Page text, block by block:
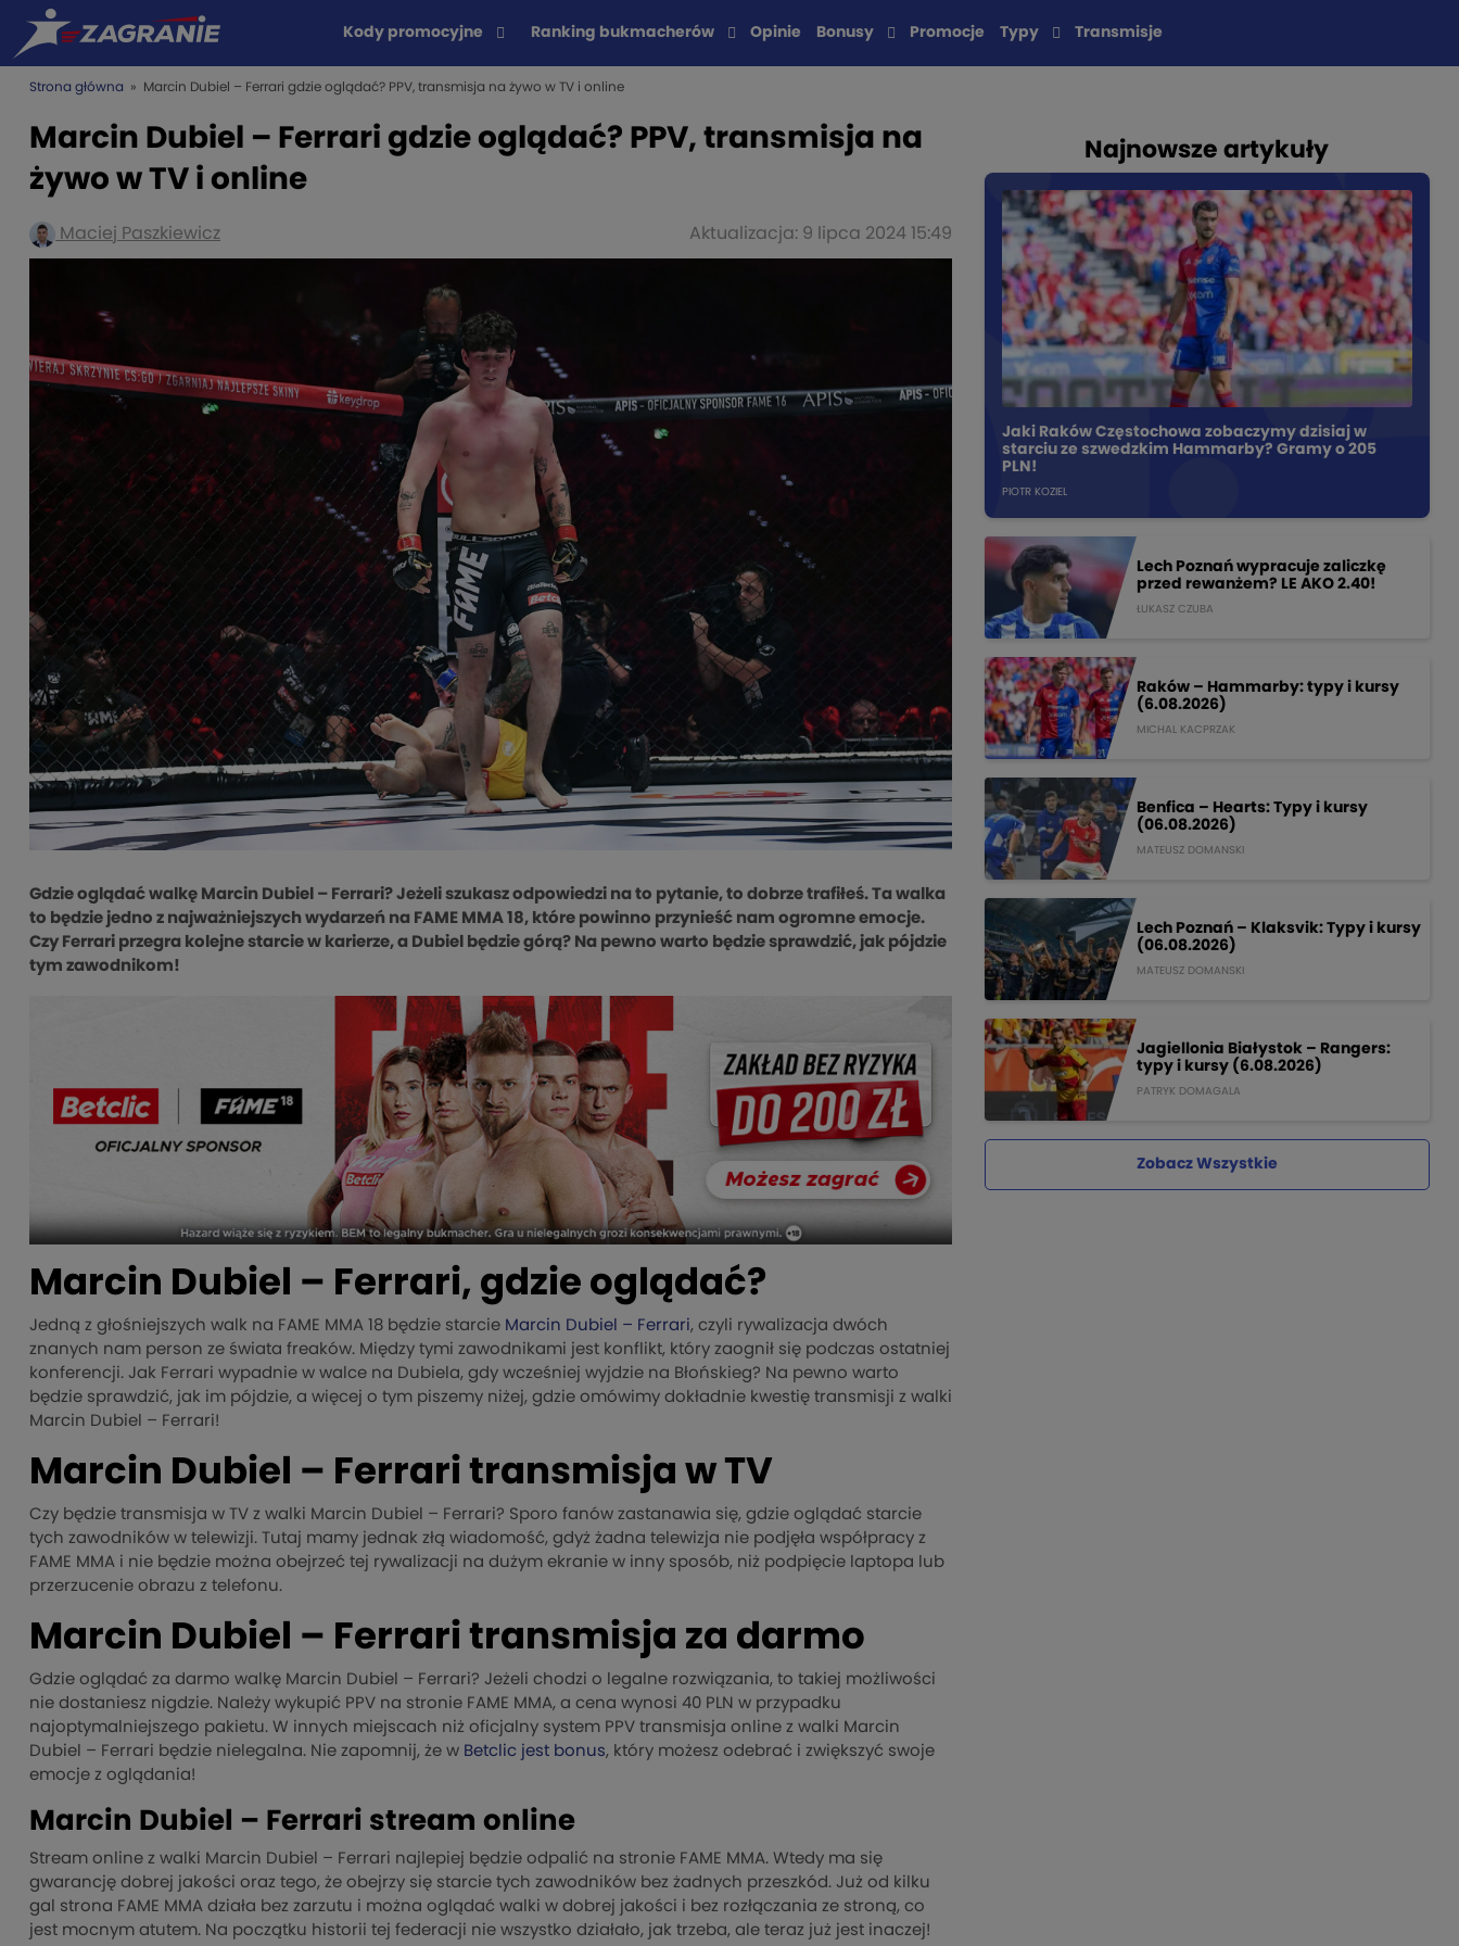
Kody promocyjne Ranking bukmacherów Opinie Bonusy Promocje Typy Transmisje
Strona główna » Marcin Dubiel – Ferrari gdzie oglądać? PPV, transmisja na żywo w TV i online
Marcin Dubiel – Ferrari gdzie oglądać? PPV, transmisja na
żywo w TV i online
Maciej Paszkiewicz Aktualizacja: 9 lipca 2024 15:49
Gdzie oglądać walkę Marcin Dubiel – Ferrari? Jeżeli szukasz odpowiedzi na to pytanie, to dobrze trafiłeś. Ta walka
to będzie jedno z najważniejszych wydarzeń na FAME MMA 18, które powinno przynieść nam ogromne emocje.
Czy Ferrari przegra kolejne starcie w karierze, a Dubiel będzie górą? Na pewno warto będzie sprawdzić, jak pójdzie
tym zawodnikom!
Marcin Dubiel – Ferrari, gdzie oglądać?
Jedną z głośniejszych walk na FAME MMA 18 będzie starcie Marcin Dubiel – Ferrari, czyli rywalizacja dwóch
znanych nam person ze świata freaków. Między tymi zawodnikami jest konflikt, który zaognił się podczas ostatniej
konferencji. Jak Ferrari wypadnie w walce na Dubiela, gdy wcześniej wyjdzie na Błońskieg? Na pewno warto
będzie sprawdzić, jak im pójdzie, a więcej o tym piszemy niżej, gdzie omówimy dokładnie kwestię transmisji z walki
Marcin Dubiel – Ferrari!
Marcin Dubiel – Ferrari transmisja w TV
Czy będzie transmisja w TV z walki Marcin Dubiel – Ferrari? Sporo fanów zastanawia się, gdzie oglądać starcie
tych zawodników w telewizji. Tutaj mamy jednak złą wiadomość, gdyż żadna telewizja nie podjęła współpracy z
FAME MMA i nie będzie można obejrzeć tej rywalizacji na dużym ekranie w inny sposób, niż podpięcie laptopa lub
przerzucenie obrazu z telefonu.
Marcin Dubiel – Ferrari transmisja za darmo
Gdzie oglądać za darmo walkę Marcin Dubiel – Ferrari? Jeżeli chodzi o legalne rozwiązania, to takiej możliwości
nie dostaniesz nigdzie. Należy wykupić PPV na stronie FAME MMA, a cena wynosi 40 PLN w przypadku
najoptymalniejszego pakietu. W innych miejscach niż oficjalny system PPV transmisja online z walki Marcin
Dubiel – Ferrari będzie nielegalna. Nie zapomnij, że w Betclic jest bonus, który możesz odebrać i zwiększyć swoje
emocje z oglądania!
Marcin Dubiel – Ferrari stream online
Stream online z walki Marcin Dubiel – Ferrari najlepiej będzie odpalić na stronie FAME MMA. Wtedy ma się
gwarancję dobrej jakości oraz tego, że obejrzy się starcie tych zawodników bez żadnych przeszkód. Już od kilku
gal strona FAME MMA działa bez zarzutu i można oglądać walki w dobrej jakości i bez rozłączania ze stroną, co
jest mocnym atutem. Na początku historii tej federacji nie wszystko działało, jak trzeba, ale teraz już jest inaczej!
Najnowsze artykuły
Jaki Raków Częstochowa zobaczymy dzisiaj w
starciu ze szwedzkim Hammarby? Gramy o 205
PLN!
PIOTR KOZIEL
Lech Poznań wypracuje zaliczkę
przed rewanżem? LE AKO 2.40!
ŁUKASZ CZUBA
Raków – Hammarby: typy i kursy
(6.08.2026)
MICHAL KACPRZAK
Benfica – Hearts: Typy i kursy
(06.08.2026)
MATEUSZ DOMANSKI
Lech Poznań – Klaksvik: Typy i kursy
(06.08.2026)
MATEUSZ DOMANSKI
Jagiellonia Białystok – Rangers:
typy i kursy (6.08.2026)
PATRYK DOMAGALA
Zobacz Wszystkie